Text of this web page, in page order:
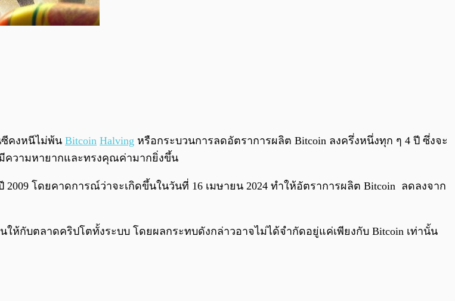
0:00 0:00
ซีคงหนีไม่พ้น Bitcoin Halving หรือกระบวนการลดอัตราการผลิต Bitcoin ลงครึ่งหนึ่งทุก ๆ 4 ปี ซึ่งจะ
ความหายากและทรงคุณค่ามากยิ่งขึ้น
โดยคาดการณ์ว่าจะเกิดขึ้นในวันที่ 16 เมษายน 2024 ทำให้อัตราการผลิต Bitcoin ลดลงจาก
ห้กับตลาดคริปโตทั้งระบบ โดยผลกระทบดังกล่าวอาจไม่ได้จำกัดอยู่แค่เพียงกับ Bitcoin เท่านั้น